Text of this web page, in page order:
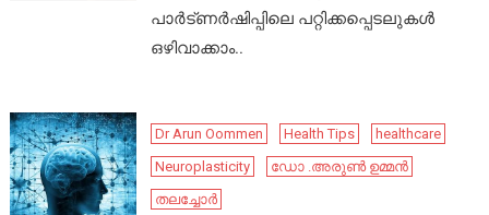
പാർട്ണർഷിപ്പിലെ പറ്റിക്കപ്പെടലുകൾ
ഒഴിവാക്കാം..
Dr Arun Oommen Health Tips
healthcare
Neuroplasticity
ഡോ .അരുൺ ഉമ്മൻ
തലച്ചോർ